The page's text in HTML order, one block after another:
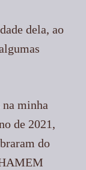
dela, ao
na minha
de 2021,
do